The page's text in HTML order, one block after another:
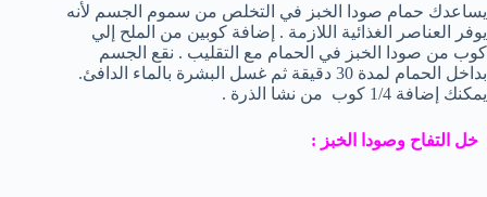
يساعدك حمام صودا الخبز في التخلص من سموم الجسم لأنه
يوفر العناصر الغذائية اللازمة . إضافة كوبين من الملح إلي
كوب من صودا الخبز في الحمام مع التقليب . نقع الجسم
بداخل الحمام لمدة 30 دقيقة ثم غسل البشرة بالماء الدافئ.
يمكنك إضافة 1/4 كوب من نشا الذرة .
خل التفاح وصودا الخبز :